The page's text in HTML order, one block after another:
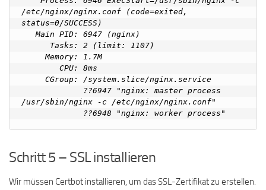
/etc/nginx/nginx.conf (code=exited,
status=0/SUCCESS)
   Main PID: 6947 (nginx)
     Memory: 1.7M
/usr/sbin/nginx -c /etc/nginx/nginx.conf"
Schritt 5 – SSL installieren
Wir müssen Certbot installieren, um das SSL-Zertifikat zu erstellen.